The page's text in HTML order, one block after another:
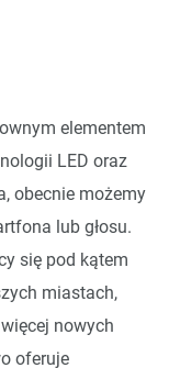
elementem
LED oraz
obecnie możemy
lub głosu.
się pod kątem
miastach,
nowych
oferuje